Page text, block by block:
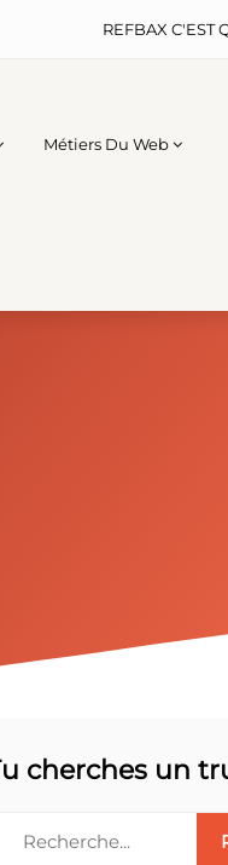
REFBAX C'EST
Métiers Du Web
cherches un